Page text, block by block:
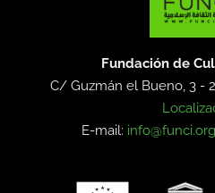
Fundación de
C/ Guzmán el Bueno, 3 -
E-mail: info@funci.org